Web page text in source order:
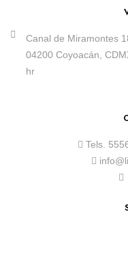
Canal de Miramontes
04200 Coyoacán,
hr
Tels.